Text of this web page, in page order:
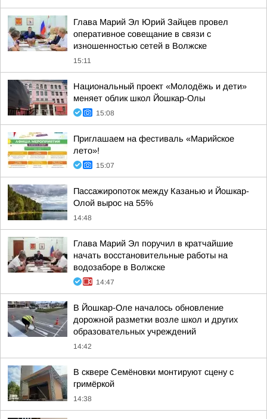
Глава Марий Эл Юрий Зайцев провел
оперативное совещание в связи с
изношенностью сетей в Волжске
15:11
Национальный проект «Молодёжь и дети»
меняет облик школ Йошкар-Олы
15:08
Приглашаем на фестиваль «Марийское
лето»!
15:07
Пассажиропоток между Казанью и Йошкар-
Олой вырос на 55%
14:48
Глава Марий Эл поручил в кратчайшие
начать восстановительные работы на
водозаборе в Волжске
14:47
В Йошкар-Оле началось обновление
дорожной разметки возле школ и других
образовательных учреждений
14:42
В сквере Семёновки монтируют сцену с
гримёркой
14:38